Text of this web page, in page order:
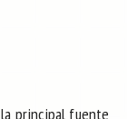
principal fuente